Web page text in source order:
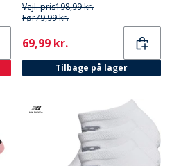
Vejl. pris198,99 kr.
Før79,99 kr.
Current
69,99 kr.
Tilbage på lager